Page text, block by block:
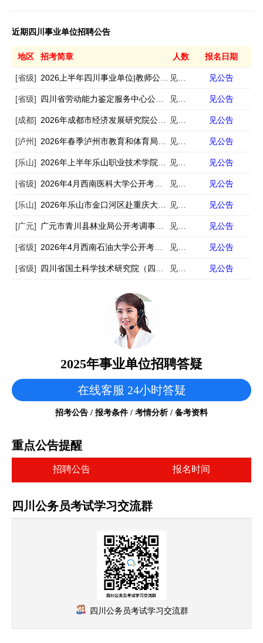
近期四川事业单位招聘公告
地区 招考简章 人数 报名日期
[省级] 2026上半年四川事业单位|教师公招考试公告汇总 见公告 见公告
[省级] 四川省劳动能力鉴定服务中心公开招聘1名编外聘用人员的公告 见公告 见公告
[成都] 2026年成都市经济发展研究院公开招聘编外工作人员公告 见公告 见公告
[泸州] 2026年春季泸州市教育和体育局下属事业单位事业单位人才岗位需求信息的补充公告 见公告 见公告
[乐山] 2026年上半年乐山职业技术学院公开考核招聘工作人员的公告 见公告 见公告
[省级] 2026年4月西南医科大学公开考核招聘40名工作人员公告 见公告 见公告
[乐山] 2026年乐山市金口河区赴重庆大学公开考核招聘事业单位工作人员的公告 见公告 见公告
[广元] 广元市青川县林业局公开考调事业单位工作人员的公告 见公告 见公告
[省级] 2026年4月西南石油大学公开考试招聘12名事业编制辅导员公告 见公告 见公告
[省级] 四川省国土科学技术研究院（四川省卫星应用技术中心）公开考核招聘专业技术人员公告 见公告 见公告
2025年事业单位招聘答疑
在线客服 24小时答疑
招考公告 / 报考条件 / 考情分析 / 备考资料
重点公告提醒
招聘公告 报名时间
四川公务员考试学习交流群
四川公务员考试学习交流群